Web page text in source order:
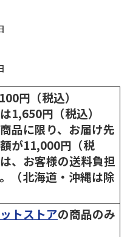
円（税込）
1,650円（税込）
品に限り、お届け先
が11,000円（税
、お客様の送料負担
（北海道・沖縄は除
トストアの商品のみ